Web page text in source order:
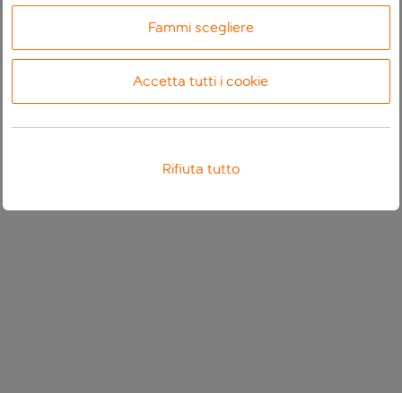
Fammi scegliere
Accetta tutti i cookie
Rifiuta tutto